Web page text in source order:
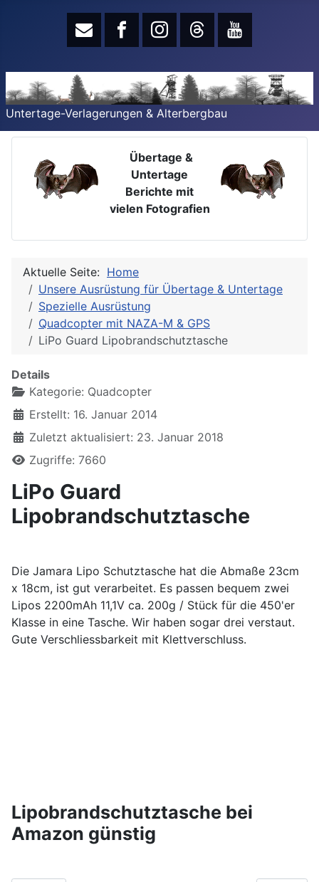
Untertage-Verlagerungen & Alterbergbau
Übertage &
Untertage
Berichte mit
vielen Fotografien
Aktuelle Seite: Home
Unsere Ausrüstung für Übertage & Untertage
Spezielle Ausrüstung
Quadcopter mit NAZA-M & GPS
LiPo Guard Lipobrandschutztasche
Details
Kategorie: Quadcopter
Erstellt: 16. Januar 2014
Zuletzt aktualisiert: 23. Januar 2018
Zugriffe: 7660
LiPo Guard
Lipobrandschutztasche
Die Jamara Lipo Schutztasche hat die Abmaße 23cm
x 18cm, ist gut verarbeitet. Es passen bequem zwei
Lipos 2200mAh 11,1V ca. 200g / Stück für die 450'er
Klasse in eine Tasche. Wir haben sogar drei verstaut.
Gute Verschliessbarkeit mit Klettverschluss.
Lipobrandschutztasche bei
Amazon günstig